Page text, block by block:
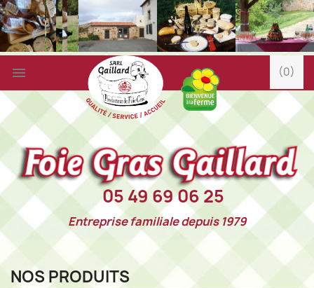
 (0)
05 49 69 06 25
Entreprise familiale depuis 1979
NOS PRODUITS